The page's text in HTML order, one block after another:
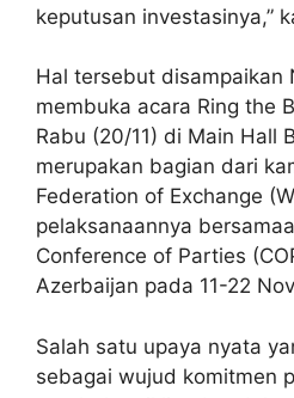
keputusan investasinya,”
Hal tersebut disampaikan
membuka acara Ring the
Rabu (20/11) di Main Hall
merupakan bagian dari
Federation of Exchange
pelaksanaannya
Conference of Parties
Azerbaijan pada 11-22
Salah satu upaya nyata
sebagai wujud komitmen